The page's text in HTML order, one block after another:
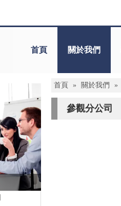
首頁 關於我們
首頁 » 關於我們 »
參觀分公司